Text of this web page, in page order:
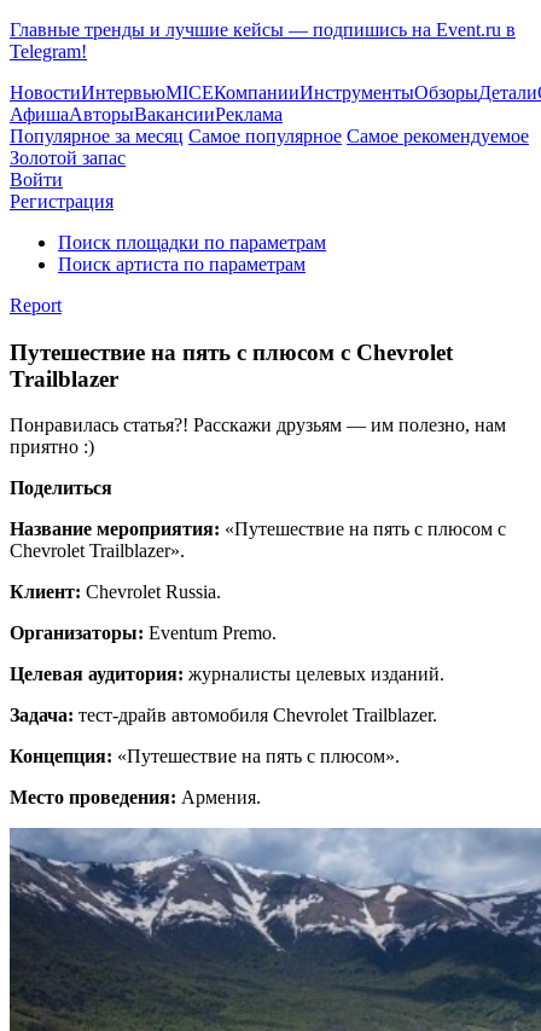
Главные тренды и лучшие кейсы — подпишись на Event.ru в
Telegram!
НовостиИнтервьюMICEКомпанииИнструментыОбзорыДетали
АфишаАвторыВакансииРеклама
Популярное за месяц Самое популярное Самое рекомендуемое
Золотой запас
Войти
Регистрация
Поиск площадки по параметрам
Поиск артиста по параметрам
Report
Путешествие на пять с плюсом с Chevrolet
Trailblazer
Понравилась статья?! Расскажи друзьям — им полезно, нам
приятно :)
Поделиться
Название мероприятия: «Путешествие на пять с плюсом с
Chevrolet Trailblazer».
Клиент: Chevrolet Russia.
Организаторы: Eventum Premo.
Целевая аудитория: журналисты целевых изданий.
Задача: тест-драйв автомобиля Chevrolet Trailblazer.
Концепция: «Путешествие на пять с плюсом».
Место проведения: Армения.